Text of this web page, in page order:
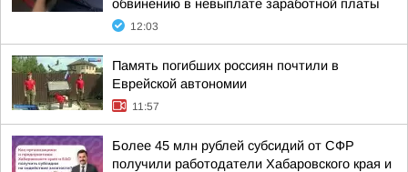
обвинению в невыплате заработной платы
12:03
Память погибших россиян почтили в
Еврейской автономии
11:57
Более 45 млн рублей субсидий от СФР
получили работодатели Хабаровского края и